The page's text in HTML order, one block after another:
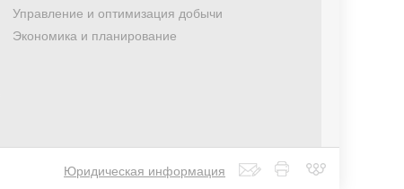
Управление и оптимизация добычи
Экономика и планирование
Юридическая информация